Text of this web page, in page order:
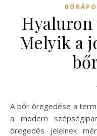
Hyaluron
Melyik a
A bőr öregedése a természetes életciklus része, azonban
a modern
öregedés jeleinek